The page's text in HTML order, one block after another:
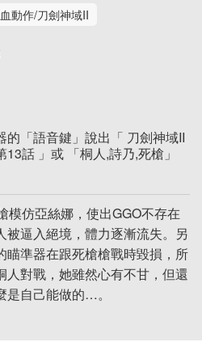
動作/刀劍神域II
的「語音鍵」說出「 刀劍神域II
話 」或 「桐人,詩乃,死槍」
模仿亞絲娜，使出GGO不存在
被逼入絕境，體力逐漸流失。另
瞄準器在跟死槍槍戰時毀損，所
人對戰，她雖然心有不甘，但還
是自己能做的…。